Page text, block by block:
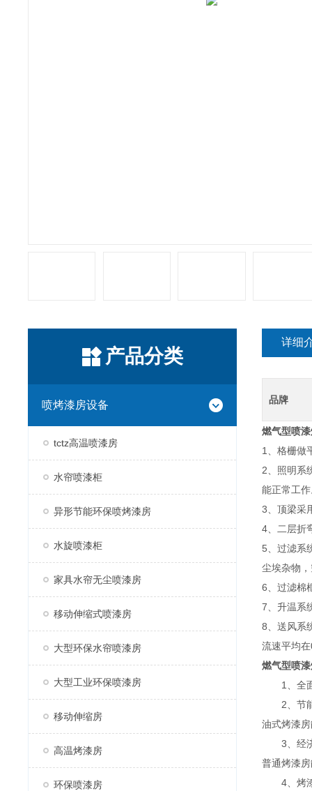
产品分类
喷烤漆房设备
tctz高温喷漆房
水帘喷漆柜
异形节能环保喷烤漆房
水旋喷漆柜
家具水帘无尘喷漆房
移动伸缩式喷漆房
大型环保水帘喷漆房
大型工业环保喷漆房
移动伸缩房
高温烤漆房
环保喷漆房
详细
品牌
燃气型喷
1、格栅做
2、照明系
能正常工
3、顶梁采
4、二层折
5、过滤系
尘埃杂物
6、过滤棉
7、升温系
8、送风系
流速平均
燃气型喷
1、全面
2、节能
油式烤漆
3、经济
普通烤漆
4、烤漆